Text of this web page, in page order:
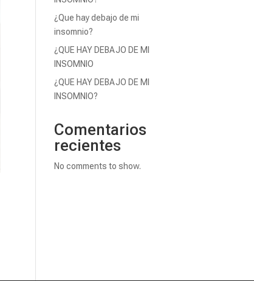
¿Que hay debajo de mi
insomnio?
¿QUE HAY DEBAJO DE MI
INSOMNIO
¿QUE HAY DEBAJO DE MI
INSOMNIO?
Comentarios
recientes
No comments to show.